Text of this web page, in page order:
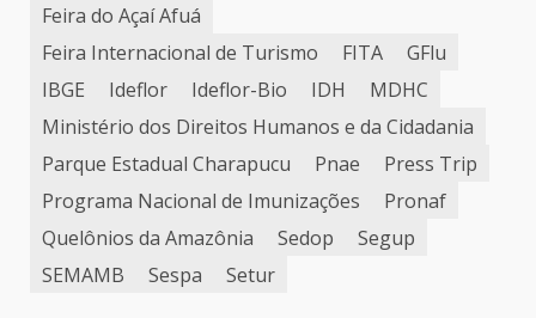
Feira do Açaí Afuá
Feira Internacional de Turismo
FITA
GFlu
IBGE
Ideflor Ideflor-Bio IDH
MDHC
Ministério dos Direitos Humanos e da Cidadania
Parque Estadual Charapucu
Pnae
Press Trip
Programa Nacional de Imunizações
Pronaf
Quelônios da Amazônia
Sedop
Segup
SEMAMB
Sespa Setur